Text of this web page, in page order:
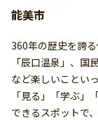
能美市
360年の歴史を誇
「辰口温泉」、国
など楽しいことい
「見る」「学ぶ
できるスポットで